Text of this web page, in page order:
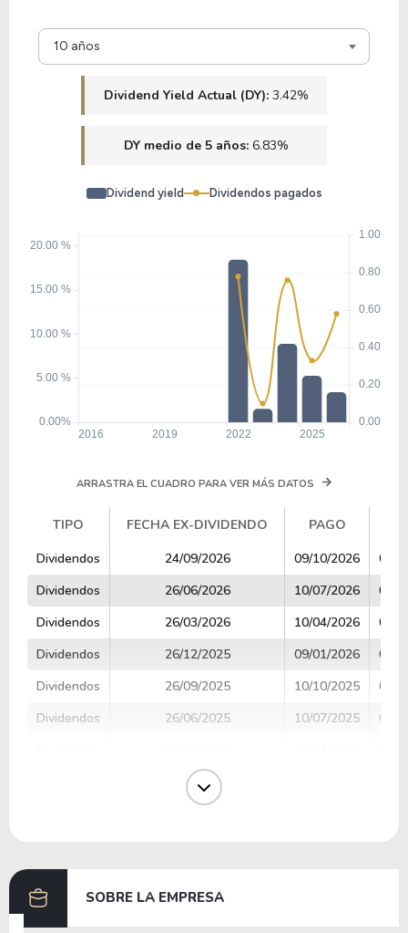
10 años
Dividend Yield Actual (DY): 3.42%
DY medio de 5 años: 6.83%
Dividend yield Dividendos pagados
ARRASTRA EL CUADRO PARA VER MÁS DATOS
TIPO FECHA EX-DIVIDENDO PAGO
TIPO
FECHA EX-DIVIDENDO PAGO
Dividendos 24/09/2026 09/10/2026
Dividendos
26/06/2026 10/07/2026
Dividendos
26/03/2026 10/04/2026
Dividendos
26/12/2025 09/01/2026
Dividendos
26/09/2025 10/10/2025
Dividendos
26/06/2025 10/07/2025
26/12/2024
SOBRE LA EMPRESA